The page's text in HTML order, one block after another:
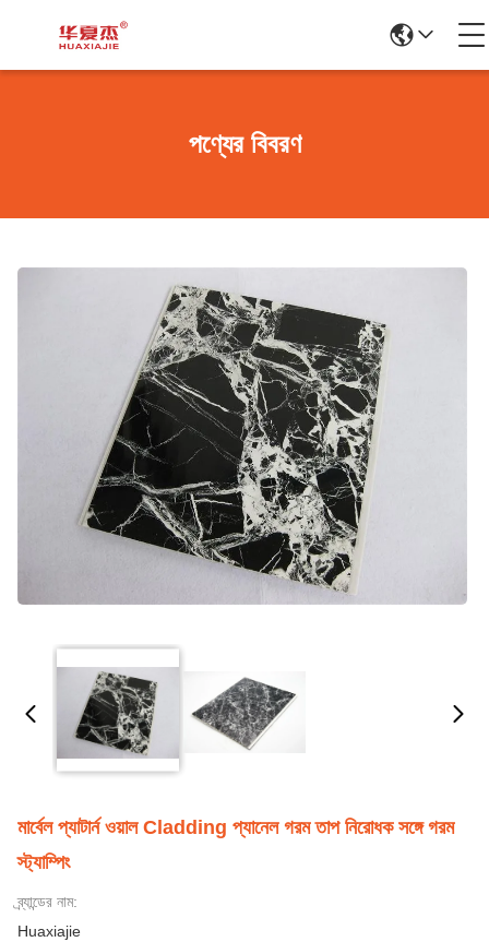
পণ্যের বিবরণ
মার্বেল প্যাটার্ন ওয়াল Cladding প্যানেল গরম তাপ নিরোধক সঙ্গে গরম
স্ট্যাম্পিং
ব্র্যান্ডের নাম:
Huaxiajie